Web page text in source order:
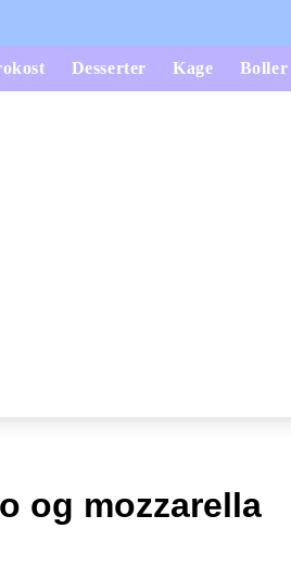
Desserter Kage Boller
og mozzarella